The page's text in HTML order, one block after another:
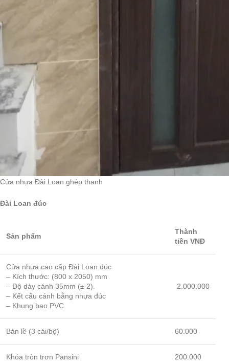
Cửa nhựa Đài Loan ghép thanh
Đài Loan đúc
Sản phẩm
Thành
tiền VNĐ
Cửa nhựa cao cấp Đài Loan đúc
– Kích thước: (800 x 2050) mm
– Độ dày cánh 35mm (± 2).
– Kết cấu cánh bằng nhựa đúc
– Khung bao PVC.
2.000.000
Bản lề (3 cái/bộ) 60.000
Khóa tròn trơn Pansini 200.000